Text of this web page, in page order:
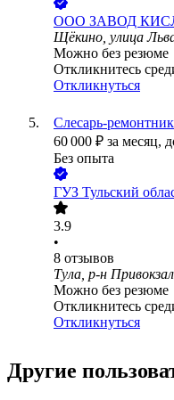
ООО ЗАВОД
Щёкино, улица
Можно без резюме
Откликнитесь
Откликнуться
Слесарь-ремонтник
60 000 ₽ за месяц,
Без опыта
ГУЗ Тульский
3.9
•
8 отзывов
Тула, р-н
Можно без резюме
Откликнитесь
Откликнуться
Другие